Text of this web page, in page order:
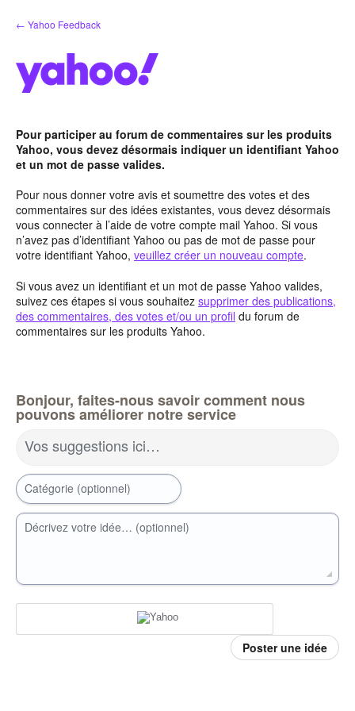
Aller
au
← Yahoo Feedback
Pour participer au forum de commentaires sur les produits
Yahoo, vous devez désormais indiquer un identifiant Yahoo
et un mot de passe valides.
Pour nous donner votre avis et soumettre des votes et des
commentaires sur des idées existantes, vous devez désormais
vous connecter à l’aide de votre compte mail Yahoo. Si vous
n’avez pas d’identifiant Yahoo ou pas de mot de passe pour
votre identifiant Yahoo, veuillez créer un nouveau compte.
Si vous avez un identifiant et un mot de passe Yahoo valides,
suivez ces étapes si vous souhaitez supprimer des publications,
des commentaires, des votes et/ou un profil du forum de
commentaires sur les produits Yahoo.
Bonjour, faites-nous savoir comment nous
pouvons améliorer notre service
Vos suggestions ici…
Catégorie (optionnel)
Décrivez votre idée… (optionnel)
Poster une idée